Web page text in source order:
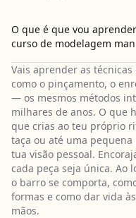
O que é que vou
curso de modelagem
Vais aprender as
como o pinçamento, o
— os mesmos métodos
milhares de anos. O que
que crias ao teu próprio
taça ou até uma
tua visão pessoal.
cada peça seja única. Ao
o barro se comporta,
formas e como dar vida
mãos.